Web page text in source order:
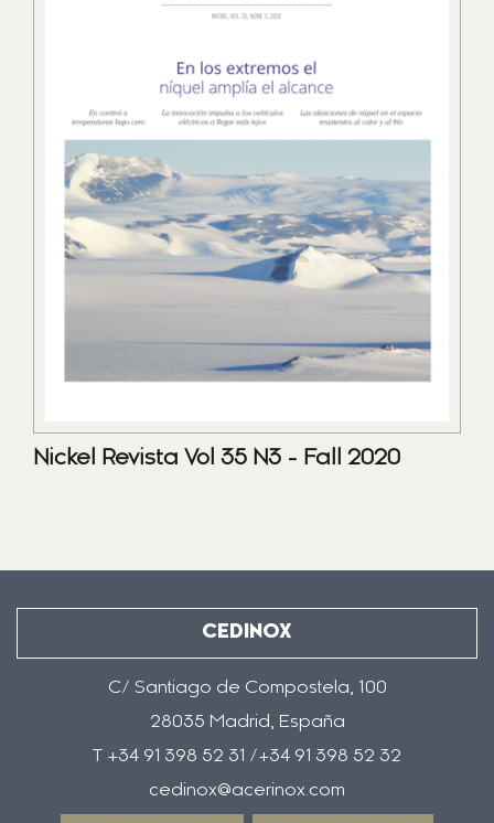
Nickel Revista Vol 35 N3 - Fall 2020
CEDINOX
C/ Santiago de Compostela, 100
28035 Madrid, España
T +34 91 398 52 31 /+34 91 398 52 32
cedinox@acerinox.com